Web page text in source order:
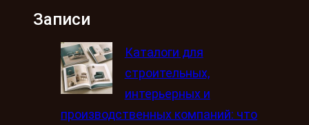
Записи
Каталоги для
строительных,
интерьерных и
производственных компаний: что